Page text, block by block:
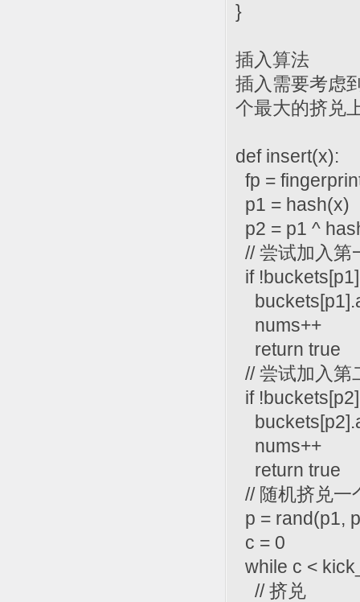
}
插入算法
插入需要考虑
个最大的挤兑
def insert(x):
fp =
p1 = hash(x)
p2 = p1 ^
// 尝试加入第
if
nums++
return true
// 尝试加入第
if
nums++
return true
// 随机挤兑一
p = rand(p1,
c = 0
while c <
// 挤兑